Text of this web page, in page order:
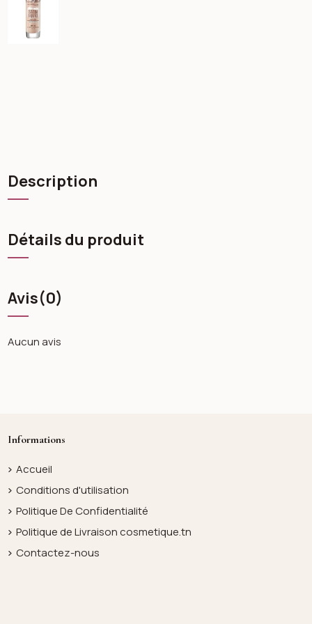
Description
Détails du produit
Avis(0)
Aucun avis
Informations
Accueil
Conditions d'utilisation
Politique De Confidentialité
Politique de Livraison cosmetique.tn
Contactez-nous